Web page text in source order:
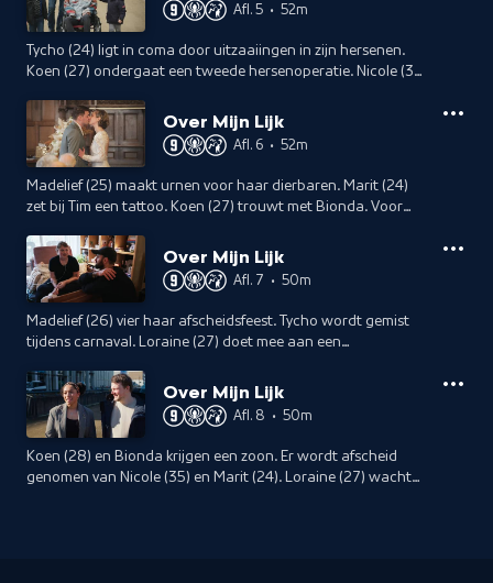
Afl. 5 • 52m
Tycho (24) ligt in coma door uitzaaiingen in zijn hersenen.
Koen (27) ondergaat een tweede hersenoperatie. Nicole (34)
een urn uit.
Over Mijn Lijk
Afl. 6 • 52m
Madelief (25) maakt urnen voor haar dierbaren. Marit (24)
zet bij Tim een tattoo. Koen (27) trouwt met Bionda. Voor
Over Mijn Lijk
Afl. 7 • 50m
Madelief (26) vier haar afscheidsfeest. Tycho wordt gemist
tijdens carnaval. Loraine (27) doet mee aan een
Over Mijn Lijk
Afl. 8 • 50m
Koen (28) en Bionda krijgen een zoon. Er wordt afscheid
genomen van Nicole (35) en Marit (24). Loraine (27) wacht